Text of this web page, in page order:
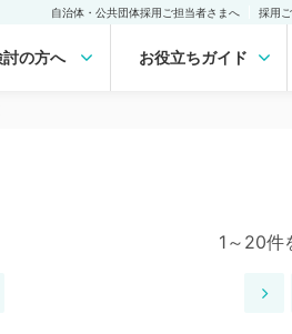
自治体・公共団体採用ご担当者さまへ 採用
の方へ お役立ちガイド
1～20件